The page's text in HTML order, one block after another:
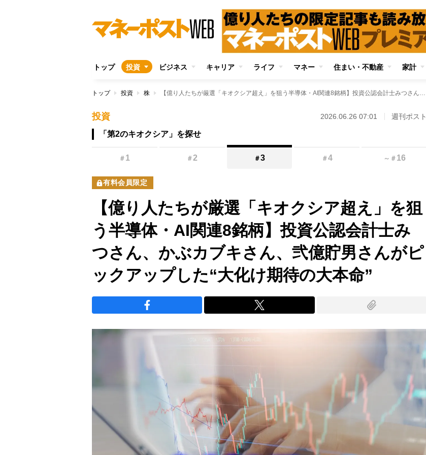
トップ 投資 ビジネス キャリア ライフ マネー 住まい・不動産 家計
トップ 投資 株 【億り人たちが厳選「キオクシア超え」を狙う半導体・AI関連8銘柄】投資公認会計士みつさん、かぶカブキさん、弐億貯男さんがピックアップした“大化け期待の大本命”
投資 2026.06.26 07:01 週刊ポスト
「第2のキオクシア」を探せ
＃ 1 ＃2 ＃3 ＃4 ～ ＃ 16
有料会員限定
【億り人たちが厳選「キオクシア超え」を狙
う半導体・AI関連8銘柄】投資公認会計士み
つさん、かぶカブキさん、弐億貯男さんがピ
ックアップした“大化け期待の大本命”